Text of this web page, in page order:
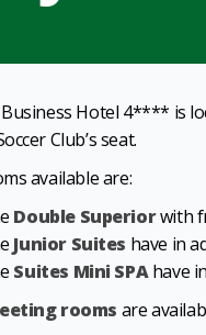
Hotel 4**** is
Club’s seat.
available are:
Double Superiorwith
Junior Suites have in
Suites Mini SPAhave
rooms are